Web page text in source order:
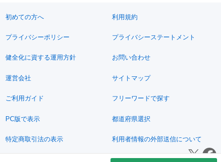
初めての方へ 利用規約
プライバシーポリシー プライバシーステートメント
健全化に資する運用方針 お問い合わせ
運営会社 サイトマップ
ご利用ガイド フリーワードで探す
PC版で表示 都道府県選択
特定商取引法の表示 利用者情報の外部送信について
© 2011-2026 Jimoty, Inc.